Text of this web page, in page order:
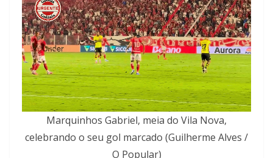
Marquinhos Gabriel, meia do Vila Nova,
celebrando o seu gol marcado (Guilherme Alves /
O Popular)